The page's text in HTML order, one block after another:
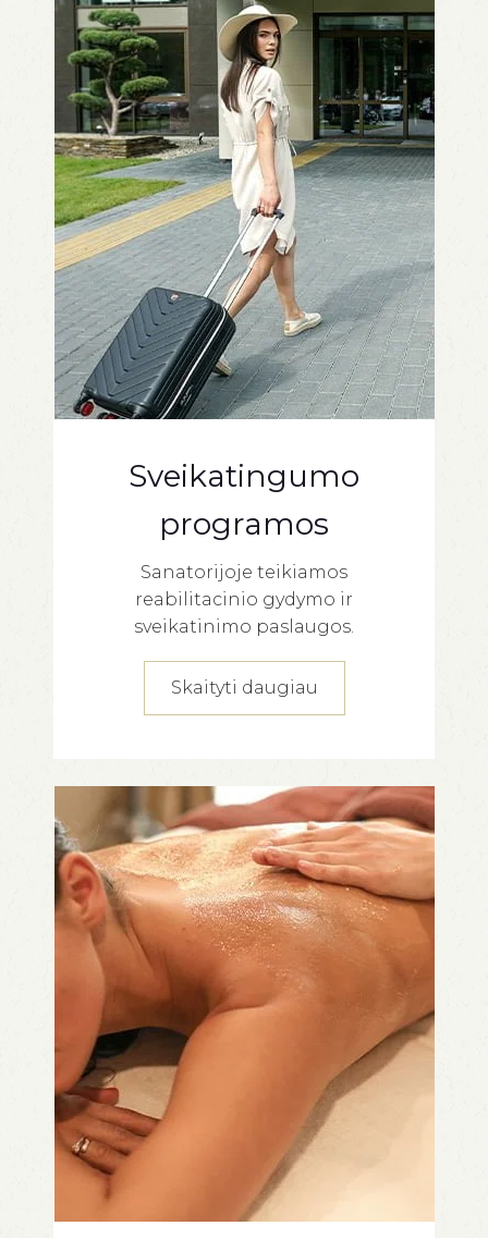
Sveikatingumo
programos
Sanatorijoje teikiamos
reabilitacinio gydymo ir
sveikatinimo paslaugos.
Skaityti daugiau